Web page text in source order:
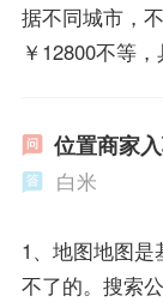
据不同城市，
￥12800不等
位置商家
白米
1、地图地图
不了的。搜索